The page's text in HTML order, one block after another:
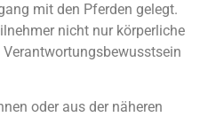
mit den Pferden gelegt.
nicht nur körperliche
oder aus der näheren